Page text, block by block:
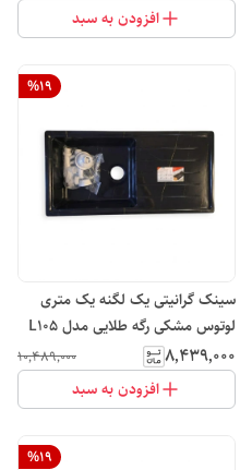
افزودن به سبد
%19
سینک گرانیتی یک لگنه یک متری
لوتوس مشکی رگه طلایی مدل L10۵
۸٬۴۳۹٬۰۰۰ ۱۰٬۴۸۹٬۰۰۰
افزودن به سبد
%19